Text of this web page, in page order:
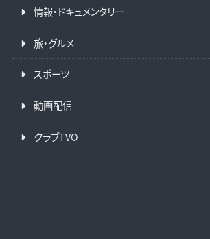
情報・ドキュメンタリー
旅・グルメ
スポーツ
動画配信
クラブTVO